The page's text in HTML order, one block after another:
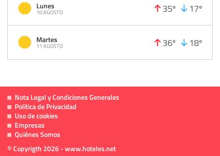
Lunes
10 AGOSTO 35º 17º
Martes
11 AGOSTO 36º 18º
Nota Legal y Condiciones Generales
Política de Privacidad
Uso de cookies
Empresas
Quiénes Somos
© Copyrigth 2026 - www.hoteles.net